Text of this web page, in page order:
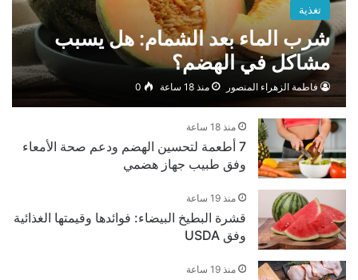
تغذية
شرب الماء بعد الشمام: هل يسبب
مشاكل في الهضم؟
فاطمة الزهراء المنصور منذ 18 ساعة 0
منذ 18 ساعة
7 أطعمة لتحسين الهضم ودعم صحة الأمعاء
وفق طبيب جهاز هضمي
منذ 19 ساعة
قشرة البطيخ البيضاء: فوائدها وقيمتها الغذائية
وفق USDA
منذ 19 ساعة